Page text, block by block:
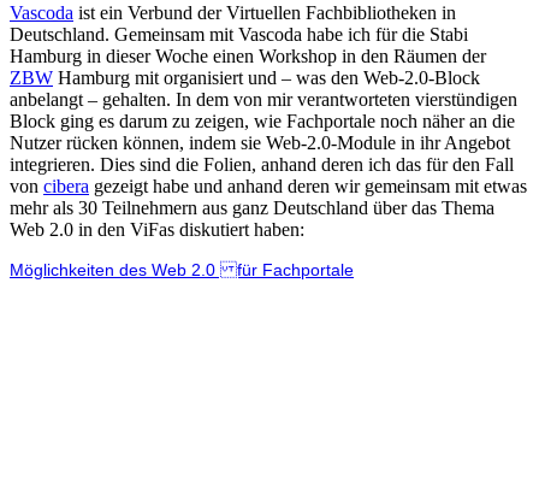
Vascoda ist ein Verbund der Virtuellen Fachbibliotheken in
Deutschland. Gemeinsam mit Vascoda habe ich für die Stabi
Hamburg in dieser Woche einen Workshop in den Räumen der
ZBW Hamburg mit organisiert und – was den Web-2.0-Block
anbelangt – gehalten. In dem von mir verantworteten vierstündigen
Block ging es darum zu zeigen, wie Fachportale noch näher an die
Nutzer rücken können, indem sie Web-2.0-Module in ihr Angebot
integrieren. Dies sind die Folien, anhand deren ich das für den Fall
von cibera gezeigt habe und anhand deren wir gemeinsam mit etwas
mehr als 30 Teilnehmern aus ganz Deutschland über das Thema
Web 2.0 in den ViFas diskutiert haben:
Möglichkeiten des Web 2.0 für Fachportale